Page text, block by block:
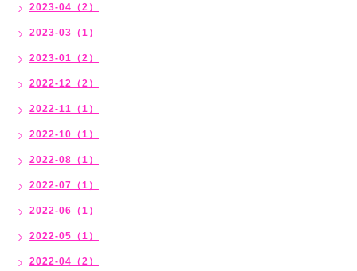
2023-04（2）
2023-03（1）
2023-01（2）
2022-12（2）
2022-11（1）
2022-10（1）
2022-08（1）
2022-07（1）
2022-06（1）
2022-05（1）
2022-04（2）